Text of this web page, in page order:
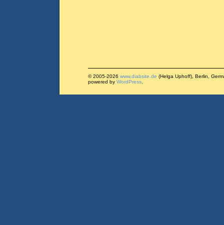
© 2005-2026 www.diabsite.de (Helga Uphoff), Berlin,
powered by WordPress.